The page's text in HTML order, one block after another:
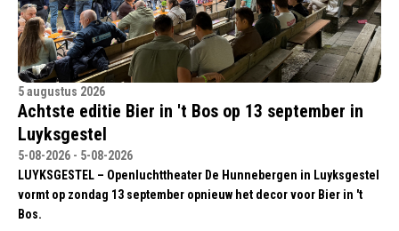
5 augustus 2026
Achtste editie Bier in 't Bos op 13 september in
Luyksgestel
5-08-2026 - 5-08-2026
LUYKSGESTEL – Openluchttheater De Hunnebergen in Luyksgestel
vormt op zondag 13 september opnieuw het decor voor Bier in 't
Bos.